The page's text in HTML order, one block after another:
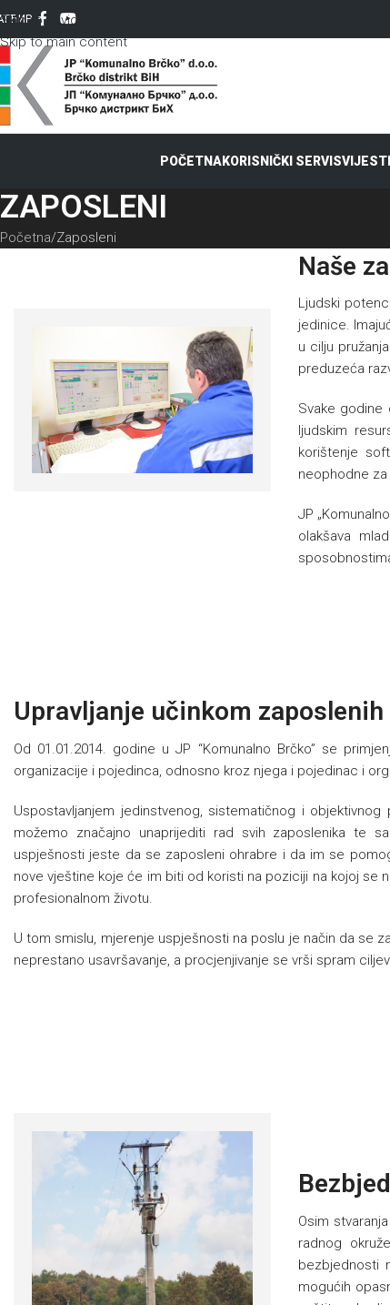
Skip to navigation
Skip to main content
ЋИР
POČETNAKORISNIČKI SERVIS
ZAPOSLENI
Početna Zaposleni
Naše
Ljudski
jedinice.
u cilju
preduzeća
Svake godine
ljudskim
korištenje
neophodne
JP
olakšava
Upravljanje učinkom zaposlenih
Od 01.01.2014. godine u JP “Komunalno Brčko” se
organizacije i pojedinca, odnosno kroz njega i pojedinac i
Uspostavljanjem jedinstvenog, sistematičnog i
možemo značajno unaprijediti rad svih zaposlenika te
uspješnosti jeste da se zaposleni ohrabre i da im se
nove vještine koje će im biti od koristi na poziciji na kojoj se
profesionalnom životu.
U tom smislu, mjerenje uspješnosti na poslu je način da se
neprestano usavršavanje, a procjenjivanje se vrši spram
Osim
radnog
bezbjednosti
mogućih